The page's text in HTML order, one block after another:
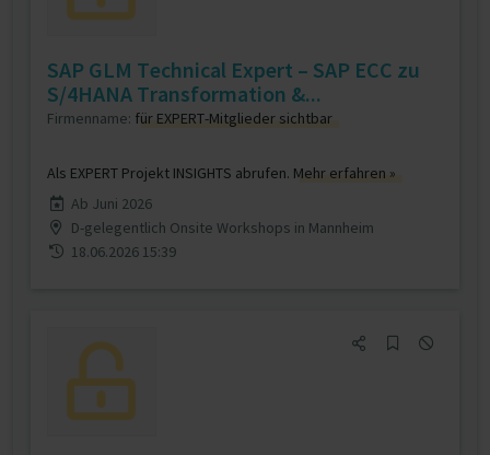
SAP GLM Technical Expert – SAP ECC zu
S/4HANA Transformation &...
Firmenname: für EXPERT-Mitglieder sichtbar
Als EXPERT Projekt INSIGHTS abrufen. Mehr erfahren »
Ab Juni 2026
D-gelegentlich Onsite Workshops in Mannheim
18.06.2026 15:39